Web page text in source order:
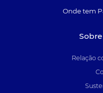
Onde tem
Relação